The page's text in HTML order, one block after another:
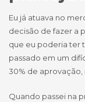
Eu já atuava no
decisão de fazer a
que eu poderia ter
passado em um
30% de
Quando passei na